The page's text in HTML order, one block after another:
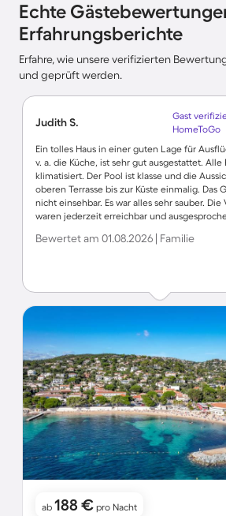
Echte
Erfahrungsberichte
Erfahre, wie unsere verifizierten
und geprüft werden.
Judith S.
Gast
HomeToGo
Ein tolles Haus in einer guten Lage für
v. a. die Küche, ist sehr gut ausgestattet. Alle
klimatisiert. Der Pool ist klasse und die
oberen Terrasse bis zur Küste einmalig. Das
nicht einsehbar. Es war alles sehr sauber. Die
waren jederzeit erreichbar und
Bewertet am 01.08.2026 | Familie
ab 188 € pro Nacht